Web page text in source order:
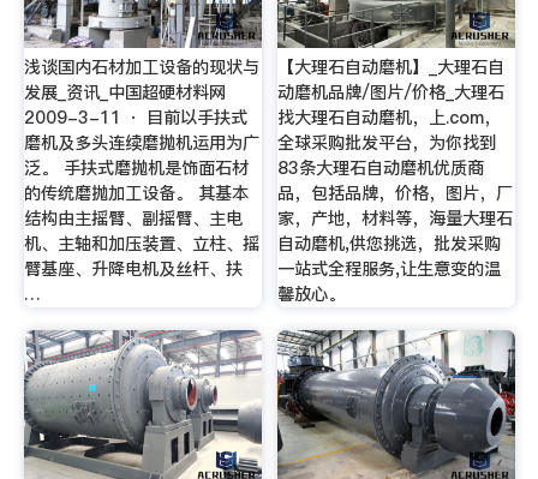
浅谈国内石材加工设备的现状与
发展_资讯_中国超硬材料网
2009-3-11 · 目前以手扶式
磨机及多头连续磨抛机运用为广
泛。 手扶式磨抛机是饰面石材
的传统磨抛加工设备。 其基本
结构由主摇臂、副摇臂、主电
机、主轴和加压装置、立柱、摇
臂基座、升降电机及丝杆、扶
…
【大理石自动磨机】_大理石自
动磨机品牌/图片/价格_大理石
找大理石自动磨机，上.com，
全球采购批发平台，为你找到
83条大理石自动磨机优质商
品，包括品牌，价格，图片，厂
家，产地，材料等，海量大理石
自动磨机,供您挑选，批发采购
一站式全程服务,让生意变的温
馨放心。